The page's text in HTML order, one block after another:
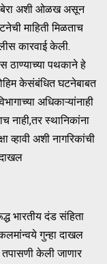
बेरा अशी ओळख असून
माहिती मिळताच
कारवाई केली.
ठाण्याच्या पथकाने हे
केसंबंधित घटनेबाबत
अधिकाऱ्यांनाही
नाही,तर स्थानिकांना
व्हावी अशी नागरिकांची
भारतीय दंड संहिता
गुन्हा दाखल
तपासणी केली जाणार